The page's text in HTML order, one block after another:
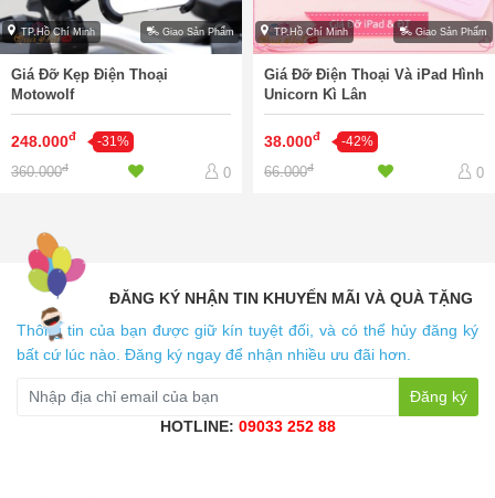
TP.Hồ Chí Minh Giao Sản Phẩm
Giá Đỡ Kẹp Điện Thoại
Motowolf
248.000đ -31%
360.000đ 0
TP.Hồ Chí Minh Giao Sản Phẩm
Giá Đỡ Điện Thoại Và iPad Hình
Unicorn Kì Lân
38.000đ -42%
66.000đ 0
ĐĂNG KÝ NHẬN TIN KHUYẾN MÃI VÀ QUÀ TẶNG
Thông tin của bạn được giữ kín tuyệt đối, và có thể hủy đăng ký
bất cứ lúc nào. Đăng ký ngay để nhận nhiều ưu đãi hơn.
Đăng ký
HOTLINE: 09033 252 88